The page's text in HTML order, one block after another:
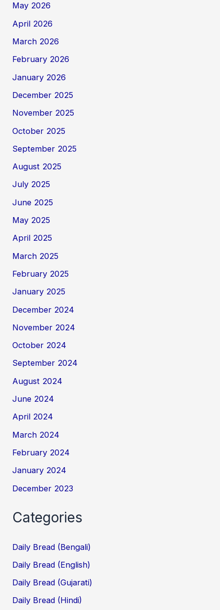
May 2026
April 2026
March 2026
February 2026
January 2026
December 2025
November 2025
October 2025
September 2025
August 2025
July 2025
June 2025
May 2025
April 2025
March 2025
February 2025
January 2025
December 2024
November 2024
October 2024
September 2024
August 2024
June 2024
April 2024
March 2024
February 2024
January 2024
December 2023
Categories
Daily Bread (Bengali)
Daily Bread (English)
Daily Bread (Gujarati)
Daily Bread (Hindi)